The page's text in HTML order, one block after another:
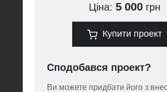
Ціна: 5 000 грн
Купити проект
Сподобався проект?
Ви можете придбати його з